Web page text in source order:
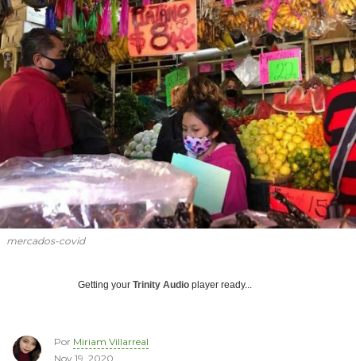
mercados-covid
Getting your Trinity Audio player ready...
Por Miriam Villarreal
Nov 19, 2020